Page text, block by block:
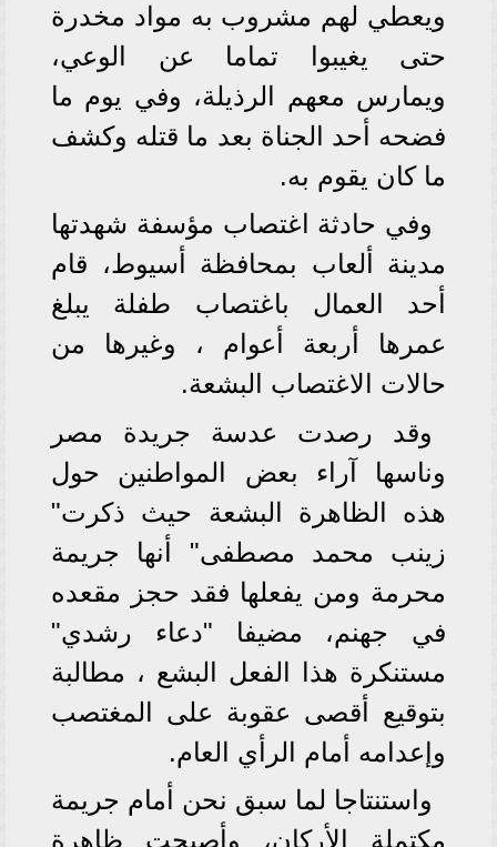
ويعطي لهم مشروب به مواد مخدرة
حتى يغيبوا تماما عن الوعي،
ويمارس معهم الرذيلة، وفي يوم ما
فضحه أحد الجناة بعد ما قتله وكشف
ما كان يقوم به.
وفي حادثة اغتصاب مؤسفة شهدتها
مدينة ألعاب بمحافظة أسيوط، قام
أحد العمال باغتصاب طفلة يبلغ
عمرها أربعة أعوام ، وغيرها من
حالات الاغتصاب البشعة.
وقد رصدت عدسة جريدة مصر
وناسها آراء بعض المواطنين حول
هذه الظاهرة البشعة حيث ذكرت"
زينب محمد مصطفى" أنها جريمة
محرمة ومن يفعلها فقد حجز مقعده
في جهنم، مضيفا "دعاء رشدي"
مستنكرة هذا الفعل البشع ، مطالبة
بتوقيع أقصى عقوبة على المغتصب
وإعدامه أمام الرأي العام.
واستنتاجا لما سبق نحن أمام جريمة
مكتملة الأركان، وأصبحت ظاهرة